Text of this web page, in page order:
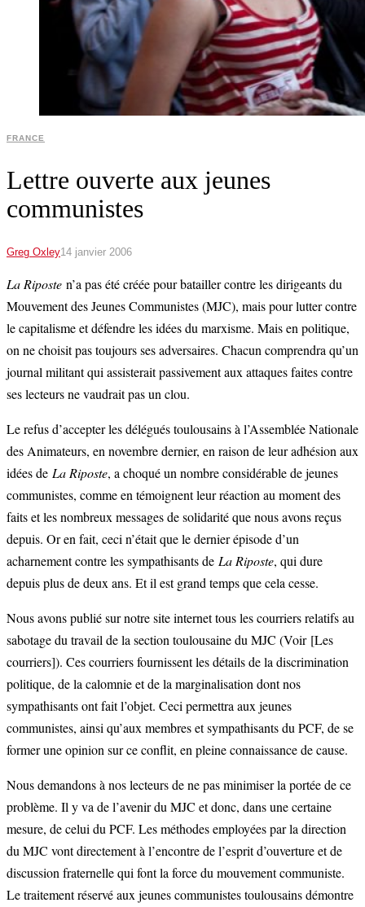
FRANCE
Lettre ouverte aux jeunes
communistes
Greg Oxley14 janvier 2006
La Riposte n’a pas été créée pour batailler contre les dirigeants du
Mouvement des Jeunes Communistes (MJC), mais pour lutter contre
le capitalisme et défendre les idées du marxisme. Mais en politique,
on ne choisit pas toujours ses adversaires. Chacun comprendra qu’un
journal militant qui assisterait passivement aux attaques faites contre
ses lecteurs ne vaudrait pas un clou.
Le refus d’accepter les délégués toulousains à l’Assemblée Nationale
des Animateurs, en novembre dernier, en raison de leur adhésion aux
idées de La Riposte, a choqué un nombre considérable de jeunes
communistes, comme en témoignent leur réaction au moment des
faits et les nombreux messages de solidarité que nous avons reçus
depuis. Or en fait, ceci n’était que le dernier épisode d’un
acharnement contre les sympathisants de La Riposte, qui dure
depuis plus de deux ans. Et il est grand temps que cela cesse.
Nous avons publié sur notre site internet tous les courriers relatifs au
sabotage du travail de la section toulousaine du MJC (Voir[Les
courriers]). Ces courriers fournissent les détails de la discrimination
politique, de la calomnie et de la marginalisation dont nos
sympathisants ont fait l’objet. Ceci permettra aux jeunes
communistes, ainsi qu’aux membres et sympathisants du PCF, de se
former une opinion sur ce conflit, en pleine connaissance de cause.
Nous demandons à nos lecteurs de ne pas minimiser la portée de ce
problème. Il y va de l’avenir du MJC et donc, dans une certaine
mesure, de celui du PCF. Les méthodes employées par la direction
du MJC vont directement à l’encontre de l’esprit d’ouverture et de
discussion fraternelle qui font la force du mouvement communiste.
Le traitement réservé aux jeunes communistes toulousains démontre